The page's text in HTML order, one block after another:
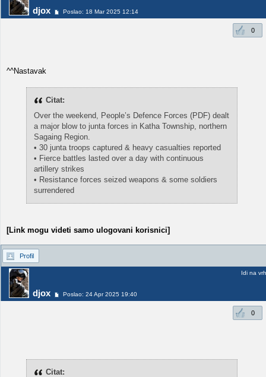
djox Poslao: 18 Mar 2025 12:14
0
^^Nastavak
Citat:
Over the weekend, People’s Defence Forces (PDF) dealt
a major blow to junta forces in Katha Township, northern
Sagaing Region.
• 30 junta troops captured & heavy casualties reported
• Fierce battles lasted over a day with continuous
artillery strikes
• Resistance forces seized weapons & some soldiers
surrendered
[Link mogu videti samo ulogovani korisnici]
Profil
djox Poslao: 24 Apr 2025 19:40
Idi na vrh
0
Citat: